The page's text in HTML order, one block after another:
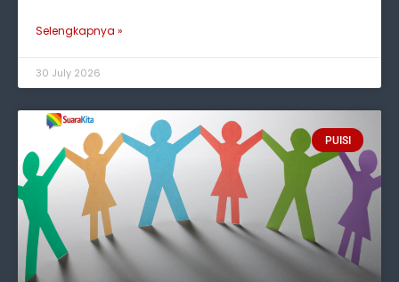
Selengkapnya »
30 July 2026
PUISI